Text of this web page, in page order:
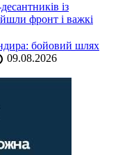
із
фронт і важкі
бойовий шлях
09.08.2026